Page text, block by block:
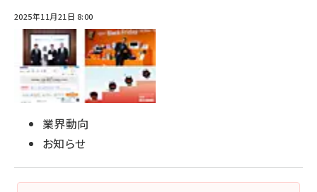
2025年11月21日 8:00
業界動向
お知らせ